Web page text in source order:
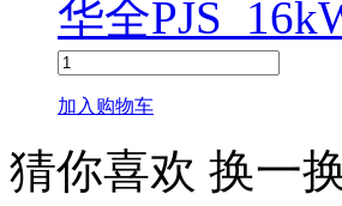
华全
加入购物车
猜你喜欢 换一